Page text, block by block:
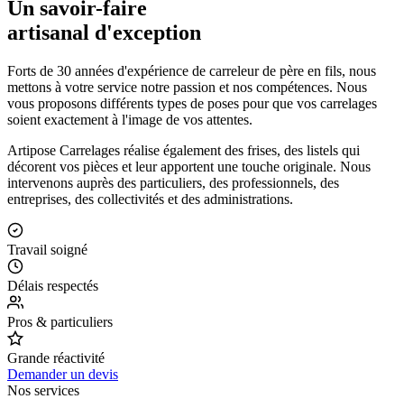
Un savoir-faire
artisanal d'exception
Forts de 30 années d'expérience de carreleur de père en fils, nous
mettons à votre service notre passion et nos compétences. Nous
vous proposons différents types de poses pour que vos carrelages
soient exactement à l'image de vos attentes.
Artipose Carrelages réalise également des frises, des listels qui
décorent vos pièces et leur apportent une touche originale. Nous
intervenons auprès des particuliers, des professionnels, des
entreprises, des collectivités et des administrations.
Travail soigné
Délais respectés
Pros & particuliers
Grande réactivité
Demander un devis
Nos services